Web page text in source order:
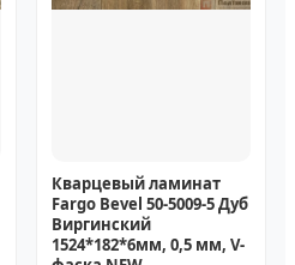
Кварцевый ламинат
Fargo Bevel 50-5009-5 Дуб
Виргинский
1524*182*6мм, 0,5 мм, V-